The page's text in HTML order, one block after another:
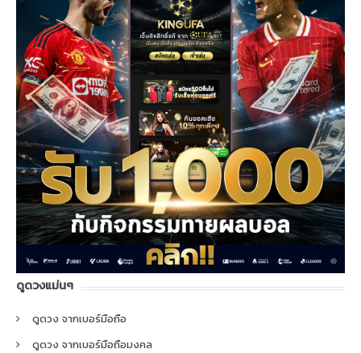
ดูดวงแม่นๆ
ดูดวง จากเบอร์มือถือ
ดูดวง จากเบอร์มือถือมงคล